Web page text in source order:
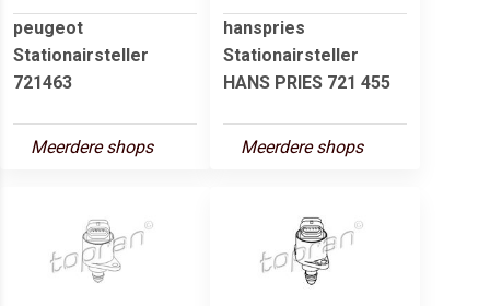
peugeot
Stationairsteller
721463
Meerdere shops
hanspries
Stationairsteller
HANS PRIES 721 455
Meerdere shops